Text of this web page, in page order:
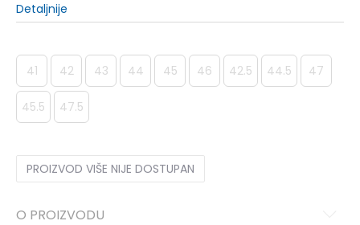
Detaljnije
41 42 43 44 45 46 42.5 44.5 47
45.5 47.5
PROIZVOD VIŠE NIJE DOSTUPAN
O PROIZVODU